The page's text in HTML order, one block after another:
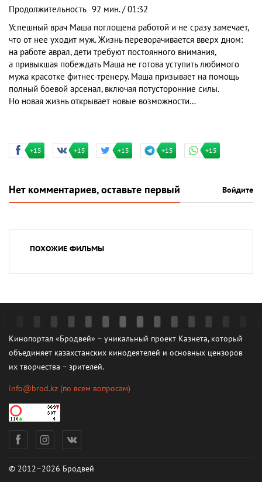
Продолжительность 92 мин. / 01:32
Успешный врач Маша поглощена работой и не сразу замечает,
что от нее уходит муж. Жизнь переворачивается вверх дном:
на работе аврал, дети требуют постоянного внимания,
а привыкшая побеждать Маша не готова уступить любимого
мужа красотке фитнес-тренеру. Маша призывает на помощь
полный боевой арсенал, включая потусторонние силы.
Но новая жизнь открывает новые возможности…
+15 +15 +15 +15 +15
Нет комментариев, оставьте первый Войдите
ПОХОЖИЕ ФИЛЬМЫ
Кинопортал «Бродвей» – уникальный проект Казнета, который
объединяет казахстанских кинодеятелей и основных цензоров
их творчества – зрителей.
info@brod.kz (по всем вопросам)
© 2012–2026 Бродвей